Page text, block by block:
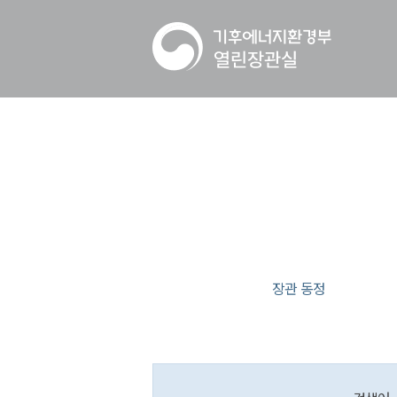
장관 동정